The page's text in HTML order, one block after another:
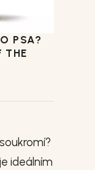
PSA?
THE
je ideálním